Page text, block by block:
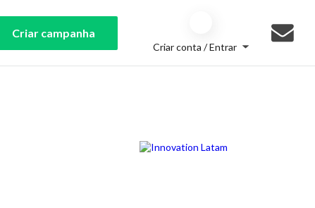
Criar campanha
Criar conta / Entrar